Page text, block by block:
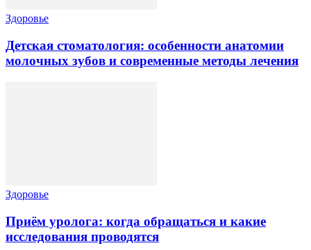
Здоровье
Детская стоматология: особенности анатомии
молочных зубов и современные методы лечения
Здоровье
Приём уролога: когда обращаться и какие
исследования проводятся